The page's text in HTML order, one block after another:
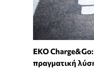
EKO
πραγματική